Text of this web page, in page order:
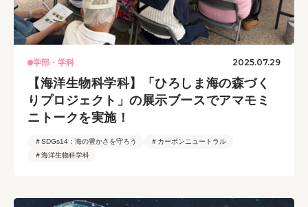
学部・学科 2025.07.29
【海洋生物科学科】「ひろしま海の森づく
りプロジェクト」の展示ブースでアマモミ
ニトークを実施！
＃SDGs14：海の豊かさを守ろう
＃カーボンニュートラル
＃海洋生物科学科